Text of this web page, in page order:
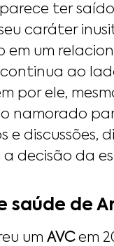
ter
caráter
em um
ao
por ele,
namorado
e discussões,
decisão da
saúde de
um AVCem